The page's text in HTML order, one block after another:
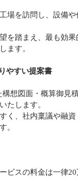
場を訪問し、設備
を踏まえ、最も効
ます。
やすい提案書
想図面・概算御見
たします。
く、社内稟議や融
。
ビスの料金は一律